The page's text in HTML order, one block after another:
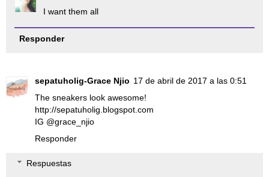
I want them all
Responder
sepatuholig-Grace Njio 17 de abril de 2017 a las 0:51
The sneakers look awesome!
http://sepatuholig.blogspot.com
IG @grace_njio
Responder
Respuestas